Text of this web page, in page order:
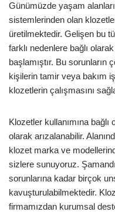
Günümüzde yaşam
sistemlerinden olan
üretilmektedir. Gelişen bu
farklı nedenlere bağlı
başlamıştır. Bu sorunların
kişilerin tamir veya bakım
klozetlerin çalışmasını
Klozetler kullanımına bağlı
olarak arızalanabilir.
klozet marka ve
sizlere sunuyoruz.
sorunlarına kadar birçok
kavuşturulabilmektedir.
firmamızdan kurumsal